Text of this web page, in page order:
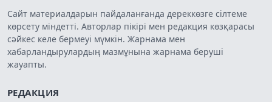
Сайт материалдарын пайдаланғанда дереккөзге сілтеме
көрсету міндетті. Авторлар пікірі мен редакция көзқарасы
сәйкес келе бермеуі мүмкін. Жарнама мен
хабарландырулардың мазмұнына жарнама беруші
жауапты.
РЕДАКЦИЯ